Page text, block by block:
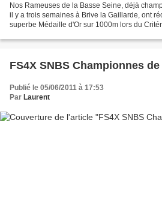
Nos Rameuses de la Basse Seine, déjà
il y a trois semaines à Brive la Gaillarde, ont
superbe Médaille d'Or sur 1000m lors du
FS4X SNBS Championnes
Publié le 05/06/2011 à 17:53
Par Laurent